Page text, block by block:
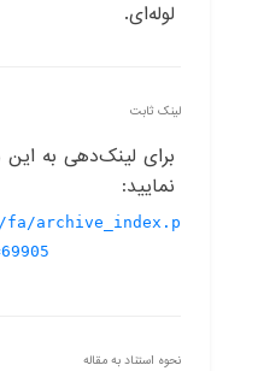
لوله‌ای.
لینک ثابت
برای لینک‌دهی به این
نمایید:
archive_index.p
نحوه استناد به مقاله